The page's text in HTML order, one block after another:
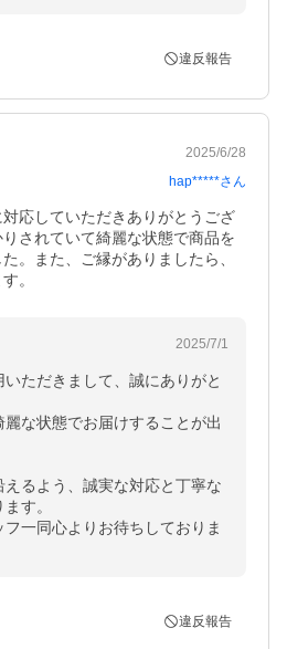
違反報告
2025/6/28
hap*****さん
応していただきありがとうござ
されていて綺麗な状態で商品を
。また、ご縁がありましたら、
2025/7/1
ただきまして、誠にありがと
な状態でお届けすることが出
えるよう、誠実な対応と丁寧な
す。
一同心よりお待ちしておりま
違反報告